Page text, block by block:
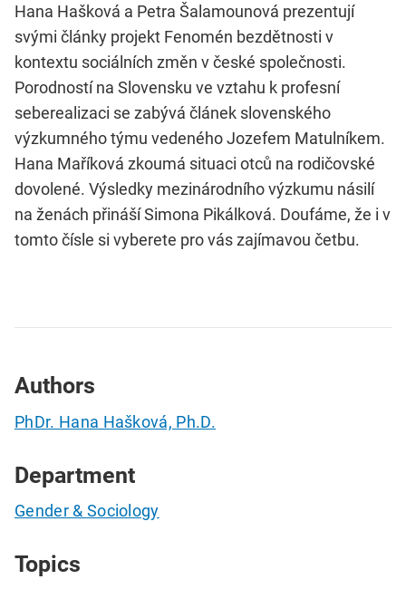
Hana Hašková a Petra Šalamounová prezentují
svými články projekt Fenomén bezdětnosti v
kontextu sociálních změn v české společnosti.
Porodností na Slovensku ve vztahu k profesní
seberealizaci se zabývá článek slovenského
výzkumného týmu vedeného Jozefem Matulníkem.
Hana Maříková zkoumá situaci otců na rodičovské
dovolené. Výsledky mezinárodního výzkumu násilí
na ženách přináší Simona Pikálková. Doufáme, že i v
tomto čísle si vyberete pro vás zajímavou četbu.
Authors
PhDr. Hana Hašková, Ph.D.
Department
Gender & Sociology
Topics